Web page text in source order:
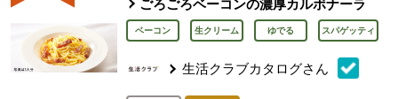
ごろごろベーコンの濃厚カルボナーラ
ベーコン 生クリーム ゆでる スパゲッティ
生活クラブカタログさん